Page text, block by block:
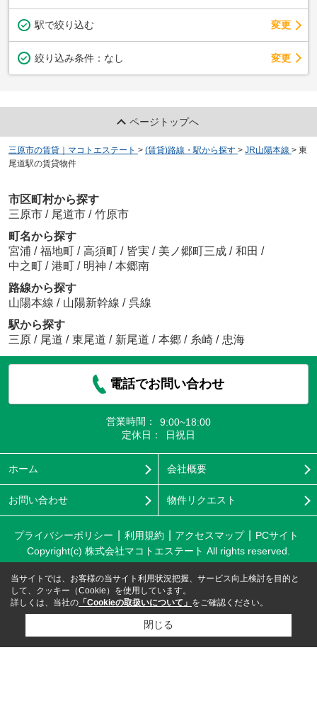
駅で絞り込む 変更
絞り込み条件： なし 変更
ページトップへ
三原市の賃貸｜マコトエステート > (賃貸)路線・駅から探す > JR山陽本線 > 東
尾道駅の賃貸物件
市区町村から探す
三原市 / 尾道市 / 竹原市
町名から探す
宮浦 / 福地町 / 高須町 / 皆実 / 美ノ郷町三成 / 和田 /
中之町 / 港町 / 明神 / 本郷南
路線から探す
山陽本線 / 山陽新幹線 / 呉線
駅から探す
三原 / 尾道 / 東尾道 / 新尾道 / 本郷 / 糸崎 / 忠海
電話でお問い合わせ
営業時間：
9:00~18:00
定休日：
日祝日
ホーム 会社概要
お問い合わせ 物件リクエスト
プライバシーポリシー 利用規約 アクセスマップ
PCサイト
Copyright(c) 株式会社マコトエステート All rights reserved.
当サイトでは、お客様の当サイト利用状況把握、サービス向上検討を目的と
して、クッキー（Cookie）を使用しています。
詳しくは、当社の 「Cookieの取扱いについて」 をご確認ください。
閉じる